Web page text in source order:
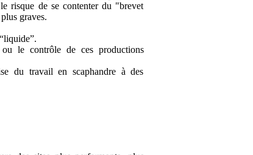
risque de se contenter du "brevet
graves.
ou le contrôle de ces productions
du travail en scaphandre à des